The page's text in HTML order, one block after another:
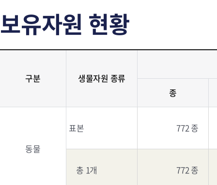
보유자원 현황
구분
생물자원 종류
종
동물
표본 772 종
총 1개 772 종